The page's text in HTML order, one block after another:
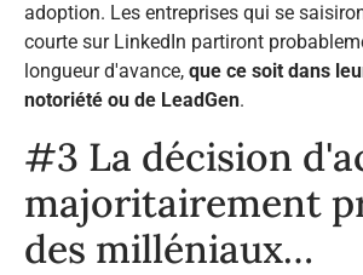
adoption. Les entreprises qui se
courte sur LinkedIn partiront
longueur d'avance, que ce soit dans
notoriété ou de LeadGen.
#3 La décision
majoritairement
des milléniaux…